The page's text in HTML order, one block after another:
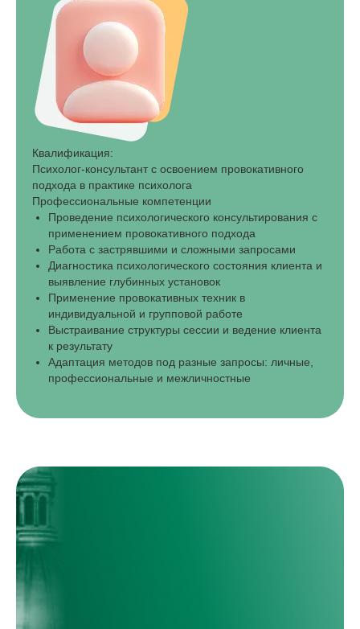
Квалификация:
Психолог-консультант с освоением провокативного
подхода в практике психолога
Профессиональные компетенции
Проведение психологического консультирования с
применением провокативного подхода
Работа с застрявшими и сложными запросами
Диагностика психологического состояния клиента и
выявление глубинных установок
Применение провокативных техник в
индивидуальной и групповой работе
Выстраивание структуры сессии и ведение клиента
к результату
Адаптация методов под разные запросы: личные,
профессиональные и межличностные